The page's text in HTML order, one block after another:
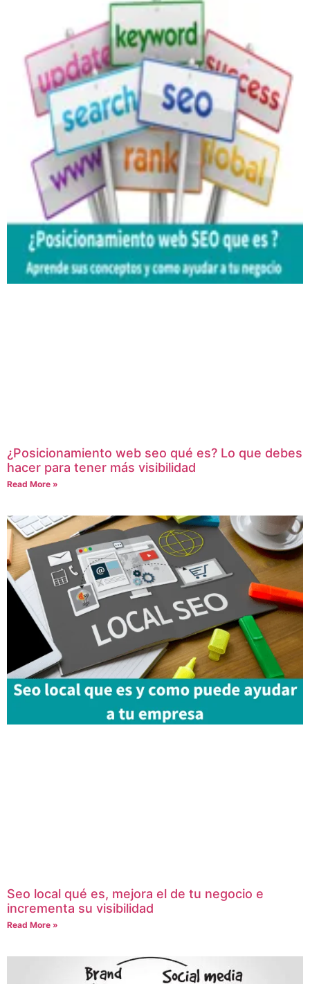
¿Posicionamiento web seo qué es? Lo que debes
hacer para tener más visibilidad
Read More »
Seo local qué es, mejora el de tu negocio e
incrementa su visibilidad
Read More »